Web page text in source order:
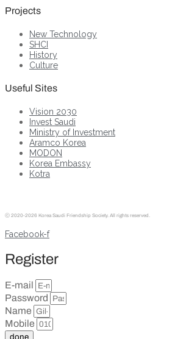
Projects
New Technology
SHCI
History
Culture
Useful Sites
Vision 2030
Invest Saudi
Ministry of Investment
Aramco Korea
MODON
Korea Embassy
Kotra
ⓒ 2020-2026 Korea Saudi Friendship Society. All rights reserved.
Facebook-f
Register
E-mail
Password
Name
Mobile
done